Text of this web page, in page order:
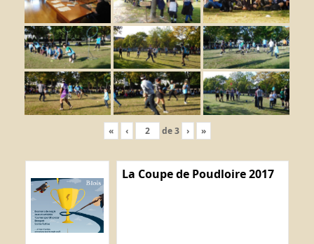
« ‹ de3 › »
La Coupe de Poudloire 2017